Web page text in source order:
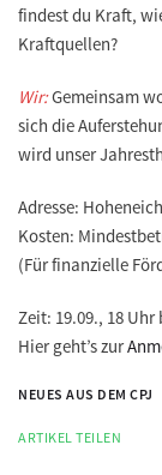
findest du Kraft,
Kraftquellen?
Wir:Gemeinsam
sich die
wird unser
Adresse:
Kosten:
(Für finanzielle
Zeit: 19.09., 18
Hier geht’s zur
NEUES AUS DEM CPJ
ARTIKEL TEILEN